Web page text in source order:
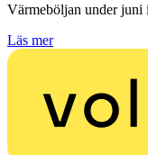
Värmeböljan under juni
Läs mer